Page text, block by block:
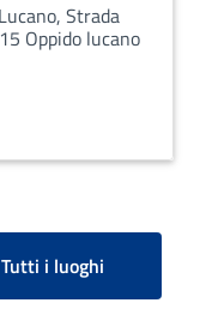
Strada
Oppido lucano
ADIPISCING
Tutti i luoghi